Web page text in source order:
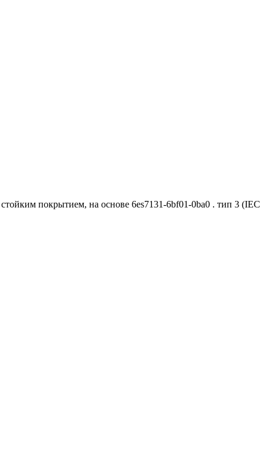
покрытием, на основе 6es7131-6bf01-0ba0 . тип 3 (IEC